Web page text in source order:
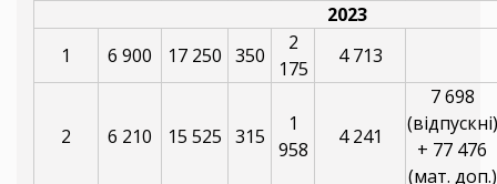
2023
1
6 900 17 250 350
2
175
4 713
2 6 210 15 525 315
1
958
4 241
7 698
(відпускні)
+ 77 476
(мат. доп.)